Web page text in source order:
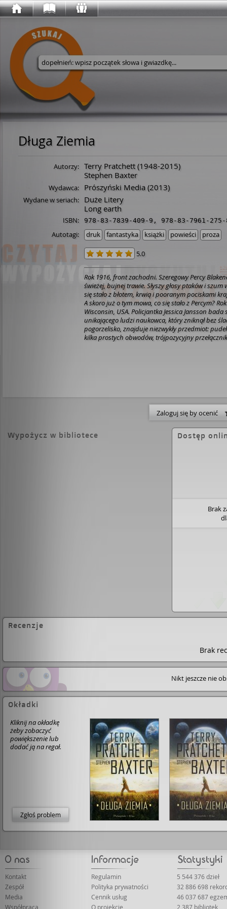
Wyszukaj w serwisie
Długa Ziemia
Autorzy: Terry Pratchett (1948-2015)
Stephen Baxter
Wydawca: Prószyński Media (2013)
Wydane w seriach:
Duże Litery
Long earth
ISBN: 978-83-7839-409-9 , 978-83-7961-275-
Autotagi: druk fantastyka książki powieści proza
5.0
Rok 1916, front zachodni. Szeregowy Percy
świeżej, bujnej trawie. Słyszy głosy ptaków i
się stało z błotem, krwią i pooranym pociskami
A skoro już o tym mowa, co się stało z Percym?
Wisconsin, USA. Policjantka Jessica Jansson
unikającego ludzi naukowca, który zniknął bez
pogorzelisko, znajduje niezwykły przedmiot:
kilka prostych obwodów, trójpozycyjny
Zaloguj się by ocenić
Wypożycz w bibliotece Dostęp
Brak
Recenzje
Brak
Nikt jeszcze nie
Okładki
Kliknij na okładkę
żeby zobaczyć
powiększenie lub
dodać ją na regał.
Zgłoś problem
Kontakt
Zespół
Media
Współpraca
Regulamin
Polityka prywatności
Cennik usług
O projekcie
5 544 376 dzieł
32 886 698
46 037 687
2 387 bibliotek